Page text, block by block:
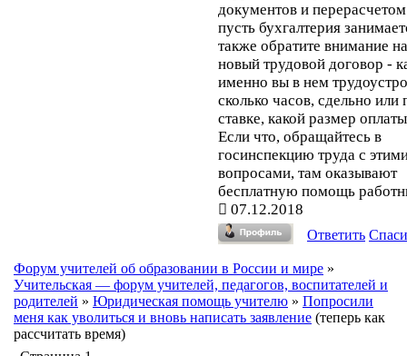
документов и
пусть бухгалтерия
также обратите внимание
новый трудовой договор -
именно вы в нем
сколько часов, сдельно или
ставке, какой размер
Если что, обращайтесь в
госинспекцию труда с
вопросами, там оказывают
бесплатную помощь
07.12.2018
Ответить
Форум учителей об образовании в России и мире »
Учительская — форум учителей, педагогов, воспитателей и
родителей » Юридическая помощь учителю » Попросили
меня как уволиться и вновь написать заявление (теперь как
рассчитать время)